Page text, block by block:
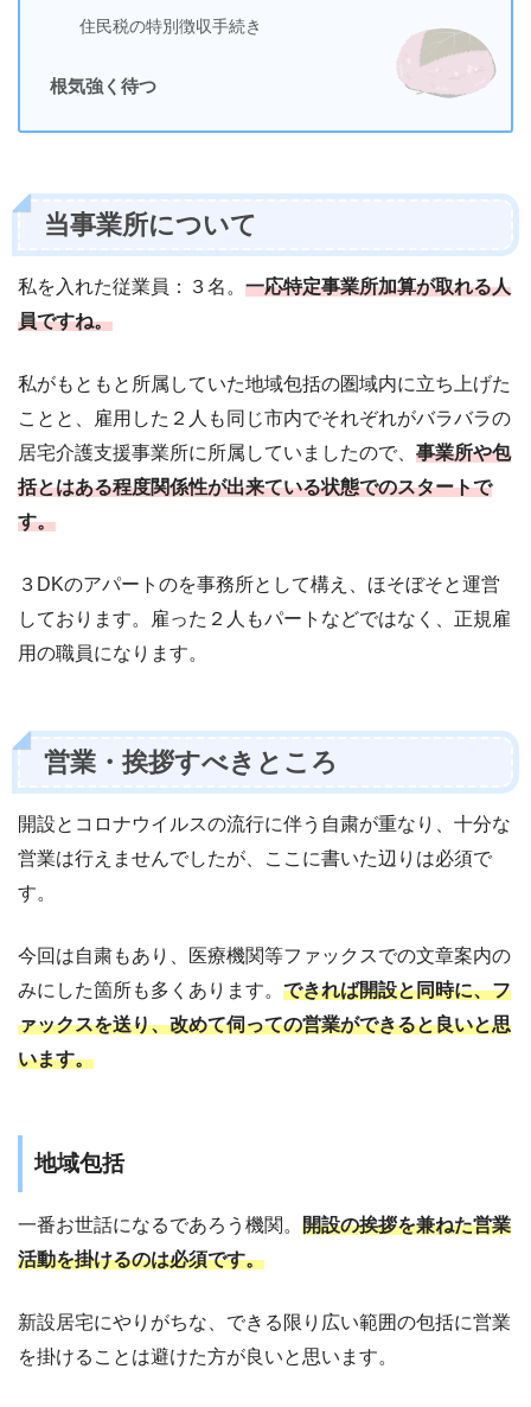
住民税の特別徴収手続き
根気強く待つ
当事業所について
私を入れた従業員：３名。 一応特定事業所加算が取れる人
員ですね。
私がもともと所属していた地域包括の圏域内に立ち上げた
ことと、雇用した２人も同じ市内でそれぞれがバラバラの
居宅介護支援事業所に所属していましたので、 事業所や包
括とはある程度関係性が出来ている状態でのスタートで
す。
３DKのアパートのを事務所として構え、ほそぼそと運営
しております。雇った２人もパートなどではなく、正規雇
用の職員になります。
営業・挨拶すべきところ
開設とコロナウイルスの流行に伴う自粛が重なり、十分な
営業は行えませんでしたが、ここに書いた辺りは必須で
す。
今回は自粛もあり、医療機関等ファックスでの文章案内の
みにした箇所も多くあります。 できれば開設と同時に、フ
ァックスを送り、改めて伺っての営業ができると良いと思
います。
地域包括
一番お世話になるであろう機関。 開設の挨拶を兼ねた営業
活動を掛けるのは必須です。
新設居宅にやりがちな、できる限り広い範囲の包括に営業
を掛けることは避けた方が良いと思います。